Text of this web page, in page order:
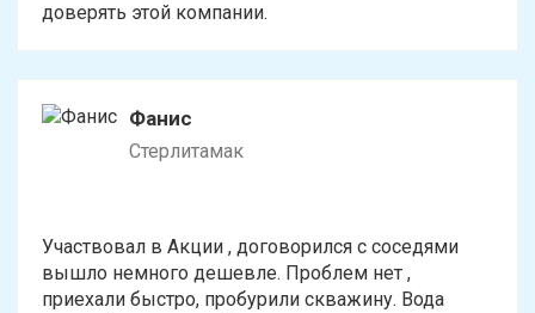
доверять этой компании.
Фанис
Стерлитамак
Участвовал в Акции , договорился с соседями
вышло немного дешевле. Проблем нет ,
приехали быстро, пробурили скважину. Вода